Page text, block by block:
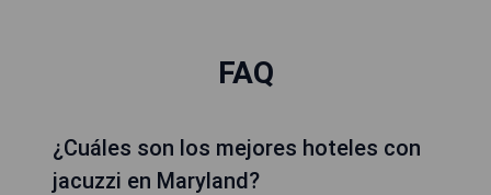
FAQ
¿Cuáles son los mejores hoteles con
jacuzzi en Maryland?